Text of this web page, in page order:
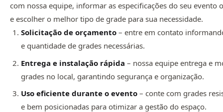
com nossa equipe, informar as especificações do seu evento
e escolher o melhor tipo de grade para sua necessidade.
Solicitação de orçamento – entre em contato
e quantidade de grades necessárias.
Entrega e instalação rápida – nossa equipe entrega e
grades no local, garantindo segurança e organização.
Uso eficiente durante o evento – conte com grades
e bem posicionadas para otimizar a gestão do espaço.